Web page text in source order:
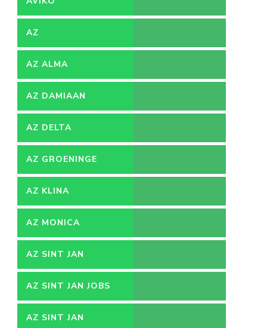
AZ
AZ ALMA
AZ DAMIAAN
AZ DELTA
AZ GROENINGE
AZ KLINA
AZ MONICA
AZ SINT JAN
AZ SINT JAN JOBS
AZ SINT JAN